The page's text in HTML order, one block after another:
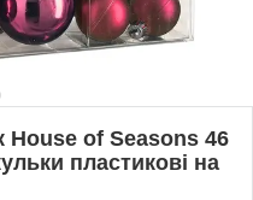
House of Seasons 46
пластикові на